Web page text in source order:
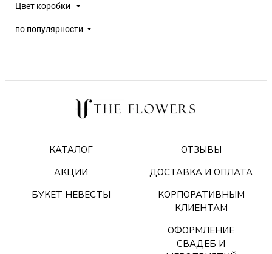
Цвет коробки
по популярности
КАТАЛОГ
АКЦИИ
БУКЕТ НЕВЕСТЫ
ОТЗЫВЫ
ДОСТАВКА И ОПЛАТА
КОРПОРАТИВНЫМ
КЛИЕНТАМ
ОФОРМЛЕНИЕ
СВАДЕБ И